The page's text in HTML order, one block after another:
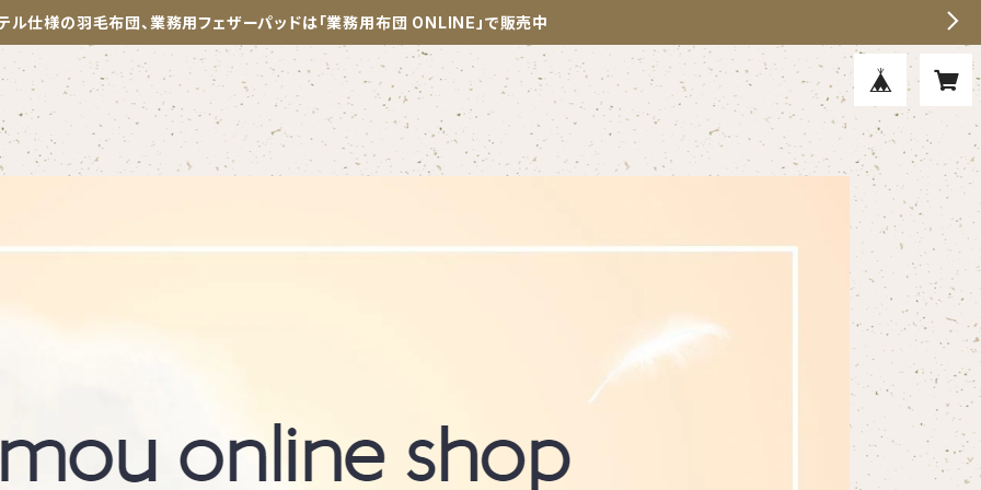
ル仕様の羽毛布団、業務用フェザーパッドは「業務用布団 ONLINE」で販売中